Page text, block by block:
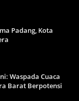
Padang, Kota
Waspada Cuaca
Barat Berpotensi